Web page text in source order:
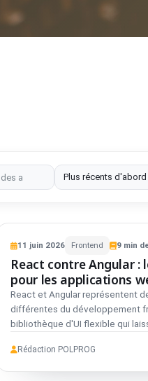
Performance
VS
React
vs
02Angular
11 juin 2026 Frontend 9 min
React contre Angular :
pour les applications
React et Angular représentent
différentes du développement
bibliothèque d'UI flexible qui
complet avec de fortes
Rédaction POLPROG